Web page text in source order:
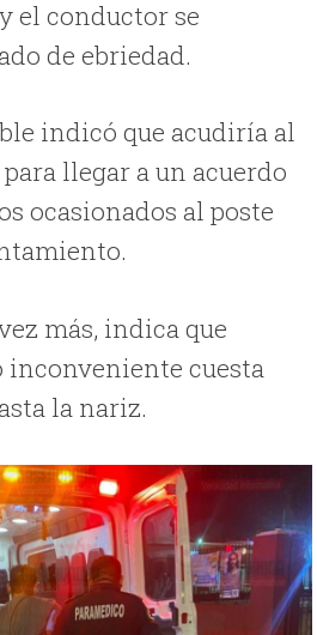
el conductor se
de ebriedad.
indicó que acudiría al
llegar a un acuerdo
ocasionados al poste
más, indica que
inconveniente cuesta
la nariz.